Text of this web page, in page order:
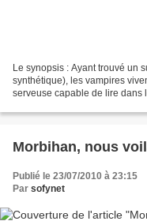
Le synopsis : Ayant trouvé un
synthétique), les vampires
serveuse capable de lire dans
Morbihan, nous
Publié le 23/07/2010 à 23:15
Par sofynet